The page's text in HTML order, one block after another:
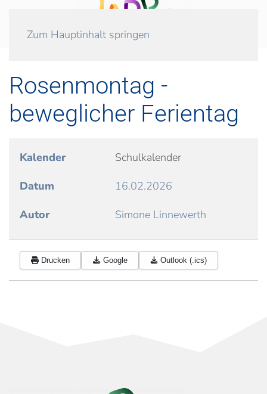
Zum Hauptinhalt springen
Rosenmontag -
beweglicher Ferientag
Kalender
Schulkalender
Datum
16.02.2026
Autor
Simone Linnewerth
Drucken Google Outlook (.ics)